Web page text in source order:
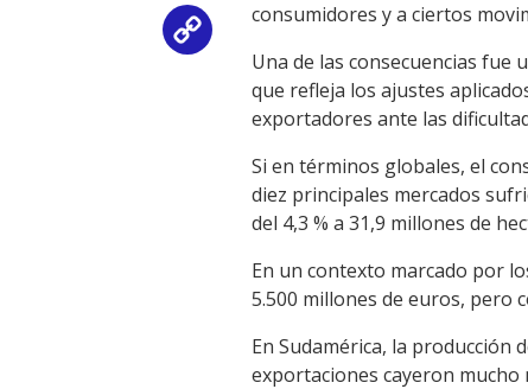
Link
consumidores y a ciertos
Una de las consecuencias fue
que refleja los ajustes
exportadores ante las
Si en términos globales, el
diez principales mercados
del 4,3 % a 31,9 millones de
En un contexto marcado por
5.500 millones de euros, pero
En Sudamérica, la producción
exportaciones cayeron mucho